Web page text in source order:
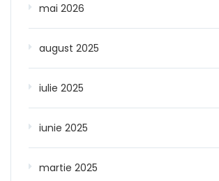
mai 2026
august 2025
iulie 2025
iunie 2025
martie 2025